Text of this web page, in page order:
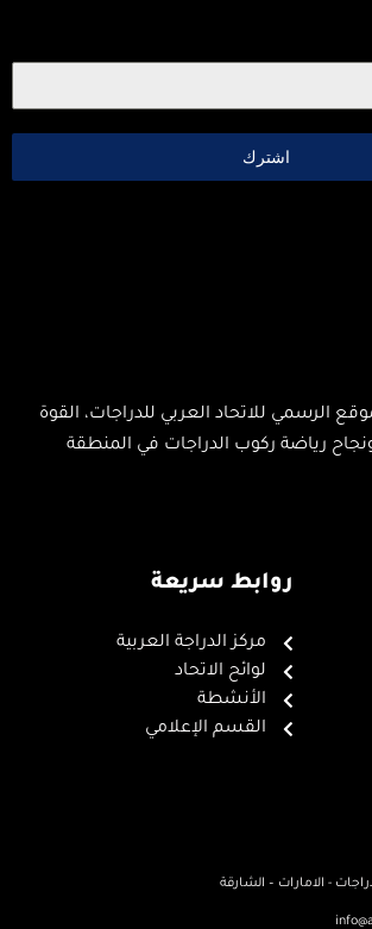
اشترك
الرسمي للاتحاد العربي للدراجات، القوة
ونجاح رياضة ركوب الدراجات في المنطقة
روابط سريعة
مركز الدراجة العربية
لوائح الاتحاد
الأنشطة
القسم الإعلامي
- الامارات – الشارقة